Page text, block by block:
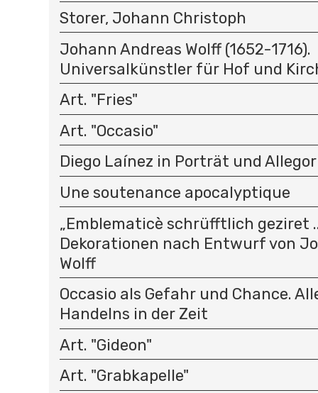
Storer, Johann Christoph
Johann Andreas Wolff (1652-1716).
Universalkünstler für Hof und
Art. "Fries"
Art. "Occasio"
Diego Laínez in Porträt und
Une soutenance apocalyptique
„Emblematicè schrüfftlich geziret
Dekorationen nach Entwurf von
Wolff
Occasio als Gefahr und Chance.
Handelns in der Zeit
Art. "Gideon"
Art. "Grabkapelle"